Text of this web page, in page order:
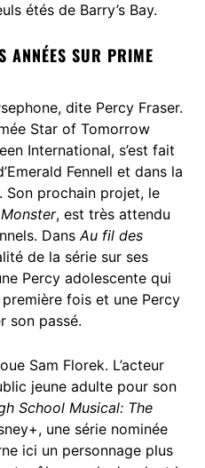
étés de Barry’s Bay.
ANNÉES SUR PRIME
dite Percy Fraser.
Star of Tomorrow
International, s’est fait
Fennell et dans la
. Son prochain projet, le
, est très attendu
DansAu fil des
de la série sur ses
Percy adolescente qui
fois et une Percy
son passé.
Sam Florek. L’acteur
jeune adulte pour son
School Musical: The
une série nominée
ici un personnage plus